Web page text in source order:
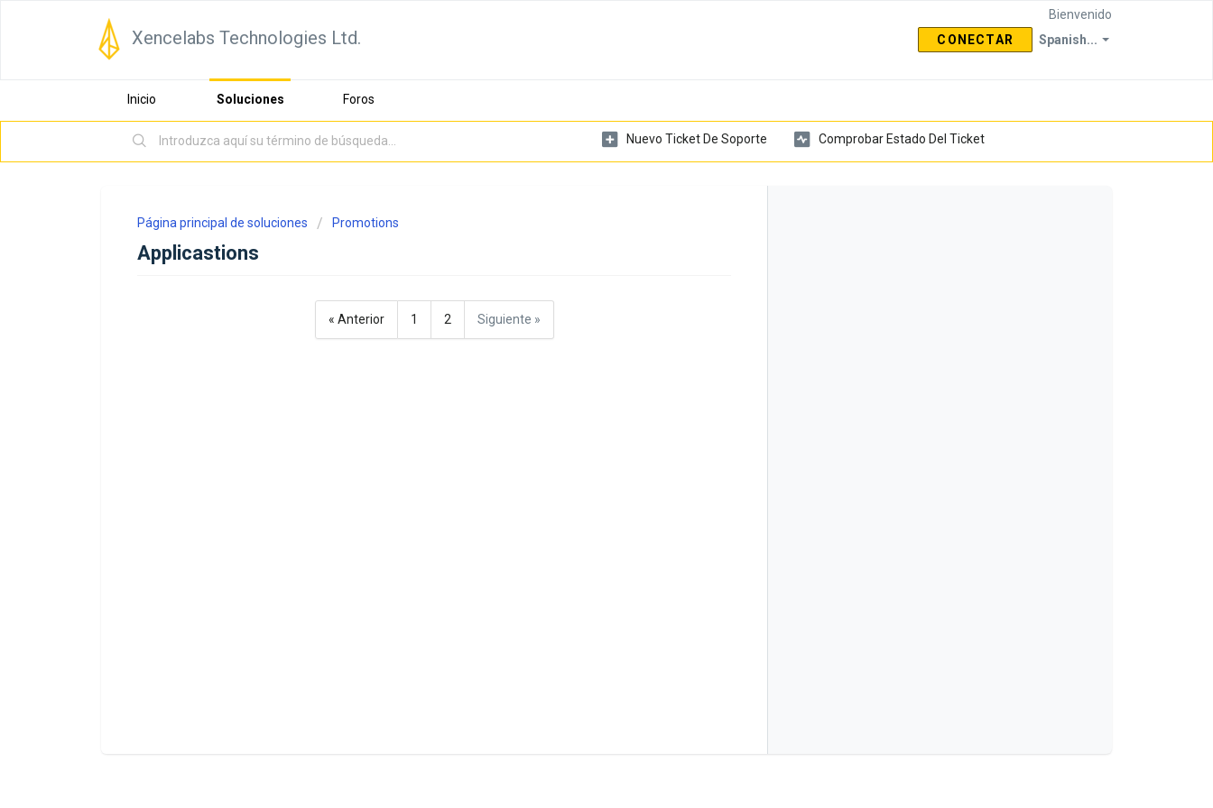
Xencelabs Technologies Ltd. Spanish...
Bienvenido
CONECTAR
Inicio Soluciones Foros
Nuevo Ticket De Soporte Comprobar Estado Del Ticket
Página principal de soluciones Promotions
Applicastions
« Anterior 1 2 Siguiente »